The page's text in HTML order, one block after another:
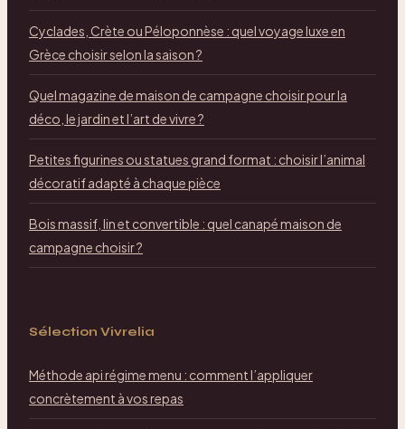
Cyclades, Crète ou Péloponnèse : quel voyage luxe en
Grèce choisir selon la saison ?
Quel magazine de maison de campagne choisir pour la
déco, le jardin et l’art de vivre ?
Petites figurines ou statues grand format : choisir l’animal
décoratif adapté à chaque pièce
Bois massif, lin et convertible : quel canapé maison de
campagne choisir ?
Sélection Vivrelia
Méthode api régime menu : comment l’appliquer
concrètement à vos repas